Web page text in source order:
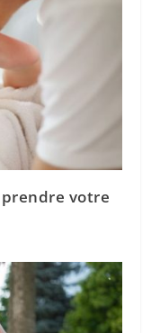
votre